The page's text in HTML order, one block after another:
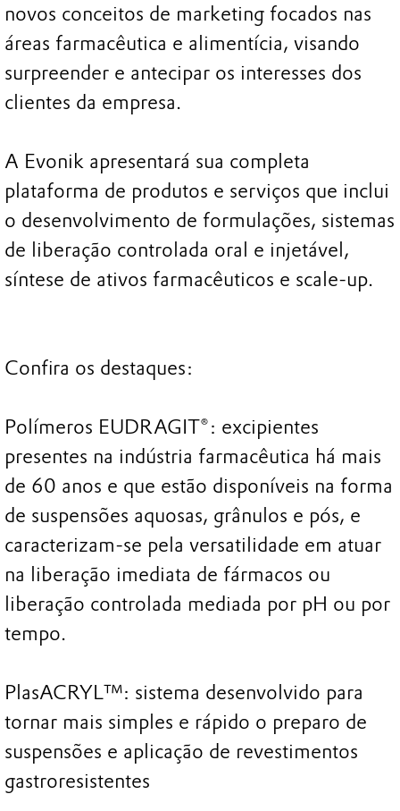
novos conceitos de marketing focados nas
áreas farmacêutica e alimentícia, visando
surpreender e antecipar os interesses dos
clientes da empresa.
A Evonik apresentará sua completa
plataforma de produtos e serviços que inclui
o desenvolvimento de formulações, sistemas
de liberação controlada oral e injetável,
síntese de ativos farmacêuticos e scale-up.
Confira os destaques:
Polímeros EUDRAGIT®: excipientes
presentes na indústria farmacêutica há mais
de 60 anos e que estão disponíveis na forma
de suspensões aquosas, grânulos e pós, e
caracterizam-se pela versatilidade em atuar
na liberação imediata de fármacos ou
liberação controlada mediada por pH ou por
tempo.
PlasACRYL™: sistema desenvolvido para
tornar mais simples e rápido o preparo de
suspensões e aplicação de revestimentos
gastroresistentes